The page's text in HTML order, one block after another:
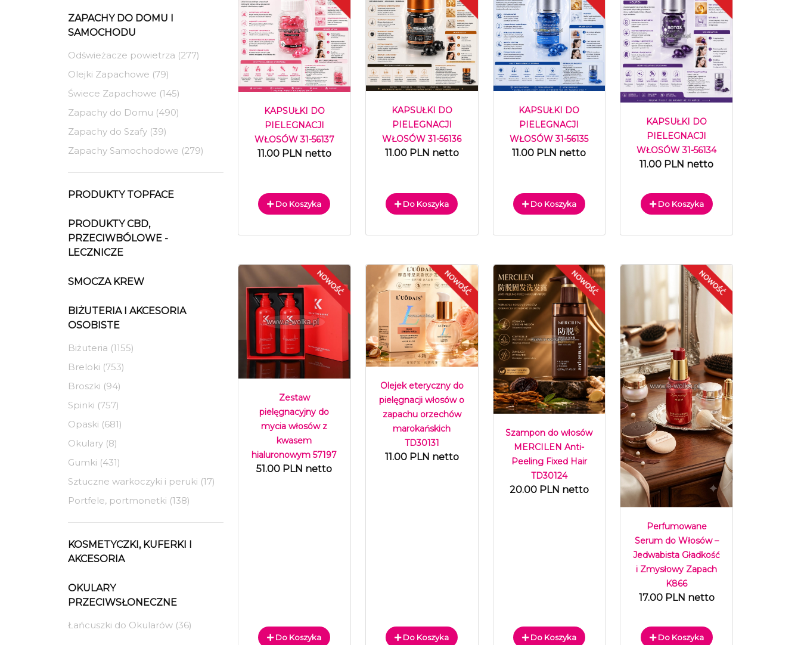
ZAPACHY DO DOMU I
SAMOCHODU
Odświeżacze powietrza (277)
Olejki Zapachowe (79)
Świece Zapachowe (145)
Zapachy do Domu (490)
Zapachy do Szafy (39)
Zapachy Samochodowe (279)
PRODUKTY TOPFACE
PRODUKTY CBD,
PRZECIWBÓLOWE -
LECZNICZE
SMOCZA KREW
BIŻUTERIA I AKCESORIA
OSOBISTE
Biżuteria (1155)
Breloki (753)
Broszki (94)
Spinki (757)
Opaski (681)
Okulary (8)
Gumki (431)
Sztuczne warkoczyki i peruki (17)
Portfele, portmonetki (138)
KOSMETYCZKI, KUFERKI I
AKCESORIA
OKULARY
PRZECIWSŁONECZNE
Łańcuszki do Okularów (36)
KAPSUŁKI DO
PIELEGNACJI
WŁOSÓW 31-56137
11.00 PLN netto
Do Koszyka
KAPSUŁKI DO
PIELEGNACJI
WŁOSÓW 31-56136
11.00 PLN netto
Do Koszyka
KAPSUŁKI DO
PIELEGNACJI
WŁOSÓW 31-56135
11.00 PLN netto
Do Koszyka
KAPSUŁKI DO
PIELEGNACJI
WŁOSÓW 31-56134
11.00 PLN netto
Do Koszyka
Zestaw
pielęgnacyjny do
mycia włosów z
kwasem
hialuronowym 57197
51.00 PLN netto
Do Koszyka
Olejek eteryczny do
pielęgnacji włosów o
zapachu orzechów
marokańskich
TD30131
11.00 PLN netto
Do Koszyka
Szampon do włosów
MERCILEN Anti-
Peeling Fixed Hair
TD30124
20.00 PLN netto
Do Koszyka
Perfumowane
Serum do Włosów –
Jedwabista Gładkość
i Zmysłowy Zapach
K866
17.00 PLN netto
Do Koszyka